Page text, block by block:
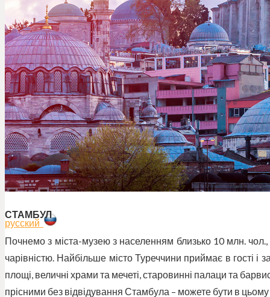
Блог
Новини
Акції
Про нас
Контакти
ЗАМОВИТИ ТУР
русский
СТАМБУЛ
Почнемо з міста-музею з населенням близько 10 млн.
чарівністю. Найбільше місто Туреччини приймає в гості
площі, величні храми та мечеті, старовинні палаци та
прісними без відвідування Стамбула – можете бути в